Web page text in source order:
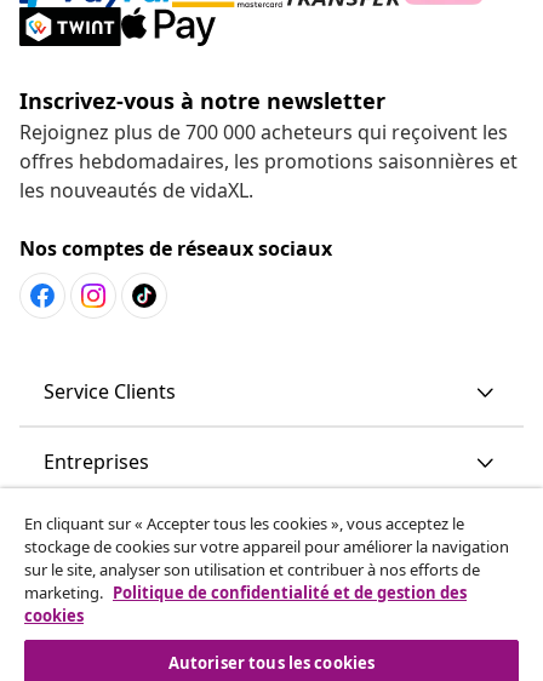
Inscrivez-vous à notre newsletter
Rejoignez plus de 700 000 acheteurs qui reçoivent les
offres hebdomadaires, les promotions saisonnières et
les nouveautés de vidaXL.
Nos comptes de réseaux sociaux
Service Clients
Entreprises
vidaXL
More content links
En cliquant sur « Accepter tous les cookies », vous acceptez le
stockage de cookies sur votre appareil pour améliorer la navigation
sur le site, analyser son utilisation et contribuer à nos efforts de
marketing. Politique de confidentialité et de gestion des
cookies
Autoriser tous les cookies